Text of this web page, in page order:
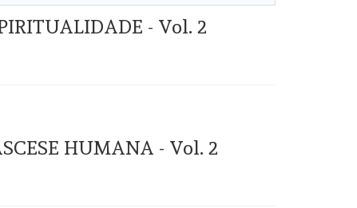
- Vol. 2
HUMANA - Vol. 2